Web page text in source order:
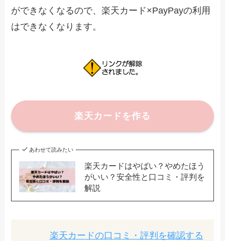
ができなくなるので、楽天カード×PayPayの利用
はできなくなります。
楽天カードを作る
あわせて読みたい
楽天カードはやばい？やめたほう
がいい？安全性と口コミ・評判を
解説
楽天カードの口コミ・評判を確認する